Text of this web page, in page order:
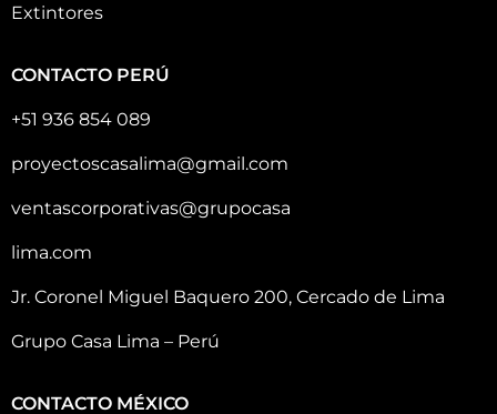
Extintores
CONTACTO PERÚ
+51 936 854 089
proyectoscasalima@gmail.com
ventascorporativas@grupocasa
lima.com
Jr. Coronel Miguel Baquero 200, Cercado de Lima
Grupo Casa Lima – Perú
CONTACTO MÉXICO